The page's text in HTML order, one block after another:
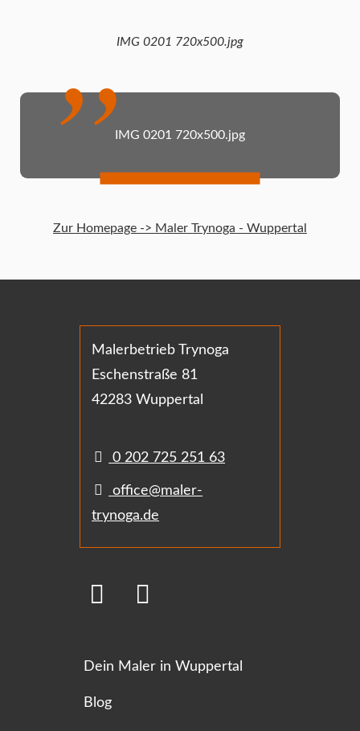
IMG 0201 720x500.jpg
IMG 0201 720x500.jpg
Zur Homepage -> Maler Trynoga - Wuppertal
Malerbetrieb Trynoga
Eschenstraße 81
42283 Wuppertal
0 202 725 251 63
office@maler-
trynoga.de
Dein Maler in Wuppertal
Blog